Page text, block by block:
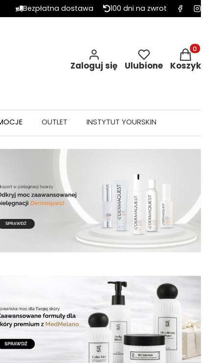
Bezpłatna dostawa 100 dni na zwrot
Zaloguj się Ulubione
Produkty
Koszyk
OUTLET INSTYTUT YOURSKIN